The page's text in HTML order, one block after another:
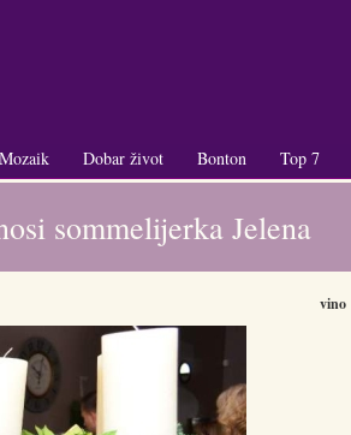
+
Mozaik
+
Dobar život
+
Bonton
Top 7
sommelijerka Jelena
vino